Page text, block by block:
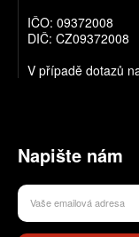
IČO: 09372008
DIČ: CZ09372008
V případě dotazů
Napište nám